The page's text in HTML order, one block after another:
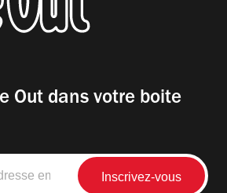
Out dans votre boite